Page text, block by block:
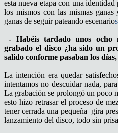
esta nueva etapa con una
los mismos con las mismas
ganas de seguir pateando escenario
- Habéis tardado unos ocho
grabado el disco ¿ha sido un
salido conforme pasaban los
La intención era quedar
intentamos no descuidar nada,
La grabación se prolongó un poco
esto hizo retrasar el proceso de
tener cerrada una pequeña gira
lanzamiento del disco, todo sin